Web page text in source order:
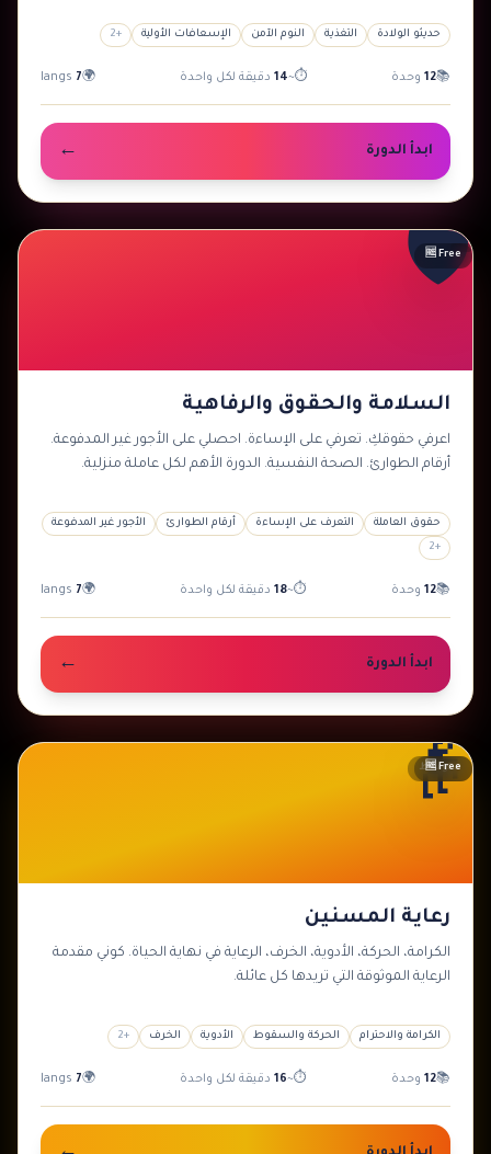
حديثو الولادة التغذية النوم الآمن الإسعافات الأولية +
2
📚
12 وحدة ⏱
~
14 دقيقة لكل واحدة 🌍
7
ابدأ الدورة ←
🛡️
🆓 Free
السلامة والحقوق والرفاهية
اعرفي حقوقكِ. تعرفي على الإساءة. احصلي على الأجور غير المدفوعة.
أرقام الطوارئ. الصحة النفسية. الدورة الأهم لكل عاملة منزلية.
حقوق العاملة التعرف على الإساءة أرقام الطوارئ
الأجور غير المدفوعة
+
2
📚
12 وحدة ⏱
~
18 دقيقة لكل واحدة 🌍
7
ابدأ الدورة ←
👴
متوسط
🆓 Free
رعاية المسنين
الكرامة، الحركة، الأدوية، الخرف، الرعاية في نهاية الحياة. كوني مقدمة
الرعاية الموثوقة التي تريدها كل عائلة.
الكرامة والاحترام الحركة والسقوط الأدوية الخرف +
2
📚
12 وحدة ⏱
~
16 دقيقة لكل واحدة 🌍
7